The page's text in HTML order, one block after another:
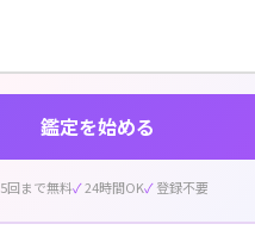
鑑定を始める
5回まで無料 24時間OK 登録不要